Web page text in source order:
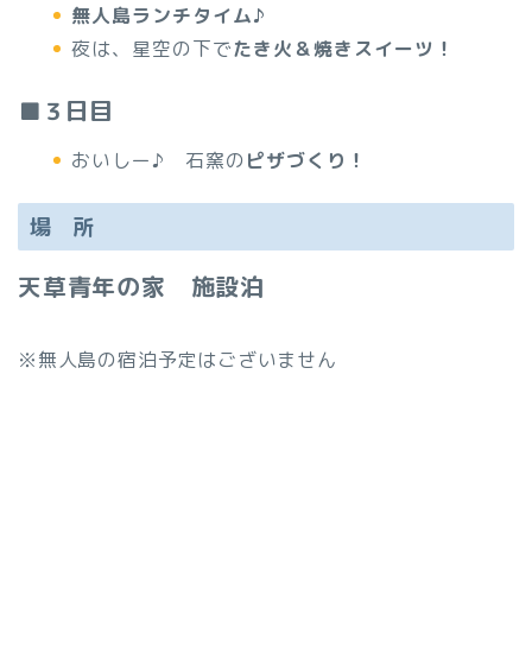
無人島ランチタイム♪
夜は、星空の下でたき火＆焼きスイーツ！
■３日目
おいしー♪ 石窯の ピザづくり！
場 所
天草青年の家 施設泊
※無人島の宿泊予定はございません